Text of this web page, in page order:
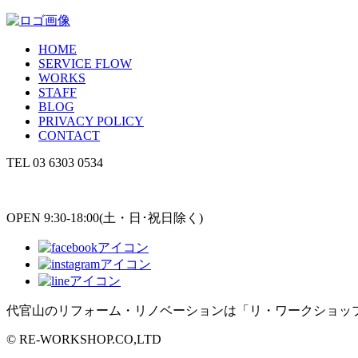
HOME
SERVICE FLOW
WORKS
STAFF
BLOG
PRIVACY POLICY
CONTACT
TEL 03 6303 0534
OPEN 9:30-18:00(土・日･祝日除く)
代官山のリフォーム・リノベーションは「リ・ワークショッ
© RE-WORKSHOP.CO,LTD